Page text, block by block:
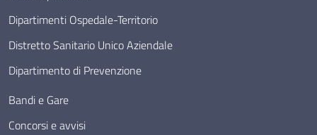
Dipartimenti Ospedale-Territorio
Distretto Sanitario Unico Aziendale
Dipartimento di Prevenzione
Bandi e Gare
Concorsi e avvisi